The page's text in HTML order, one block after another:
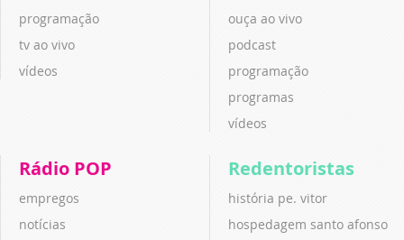
programação
tv ao vivo
vídeos
ouça ao vivo
podcast
programação
programas
vídeos
Rádio POP
empregos
notícias
Redentoristas
história pe. vitor
hospedagem santo afonso